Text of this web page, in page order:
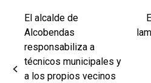
previous
El alcalde de
Alcobendas
responsabiliza a
técnicos municipales y
a los propios vecinos